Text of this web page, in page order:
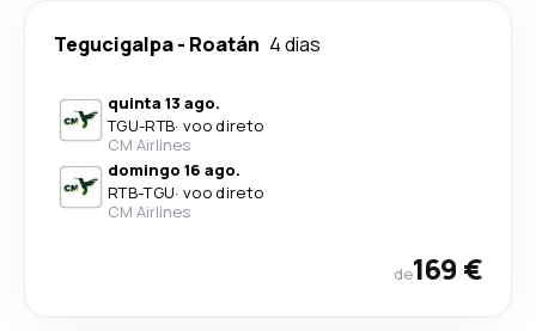
Tegucigalpa- Roatán 4 dias
quinta 13 ago.
TGU-RTB· voo direto
CM Airlines
domingo 16 ago.
RTB-TGU· voo direto
CM Airlines
de169 €